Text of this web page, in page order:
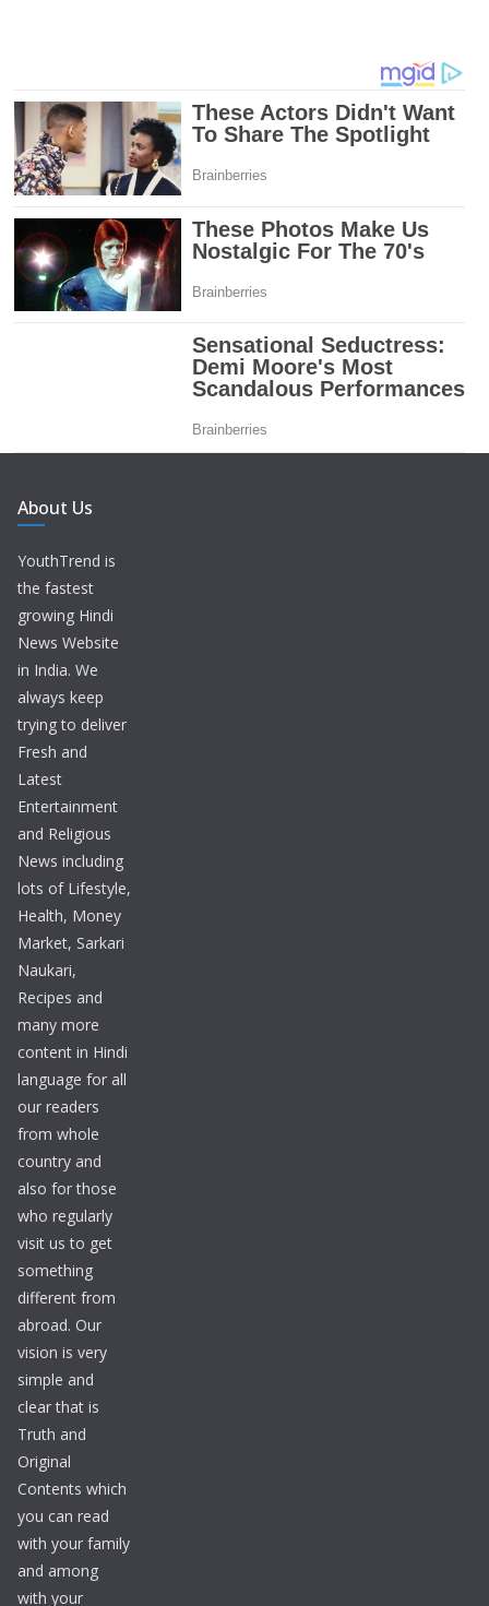
About Us
YouthTrend is
the fastest
growing Hindi
News Website
in India. We
always keep
trying to deliver
Fresh and
Latest
Entertainment
and Religious
News including
lots of Lifestyle,
Health, Money
Market, Sarkari
Naukari,
Recipes and
many more
content in Hindi
language for all
our readers
from whole
country and
also for those
who regularly
visit us to get
something
different from
abroad. Our
vision is very
simple and
clear that is
Truth and
Original
Contents which
you can read
with your family
and among
with your